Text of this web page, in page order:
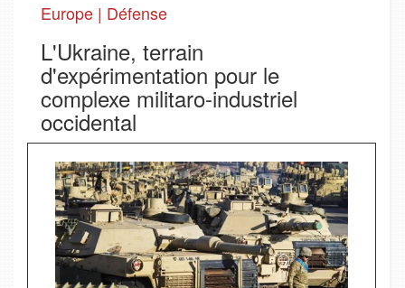
Europe | Défense
L'Ukraine, terrain
d'expérimentation pour le
complexe militaro-industriel
occidental